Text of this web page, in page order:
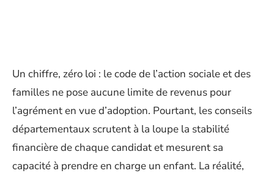
Un chiffre, zéro loi : le code de l’action sociale et des
familles ne pose aucune limite de revenus pour
l’agrément en vue d’adoption. Pourtant, les conseils
départementaux scrutent à la loupe la stabilité
financière de chaque candidat et mesurent sa
capacité à prendre en charge un enfant. La réalité,